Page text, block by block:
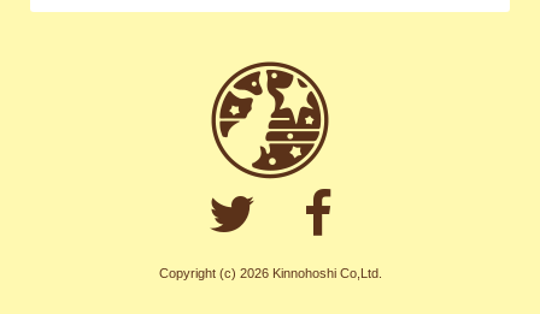
Copyright (c) 2026 Kinnohoshi Co,Ltd.